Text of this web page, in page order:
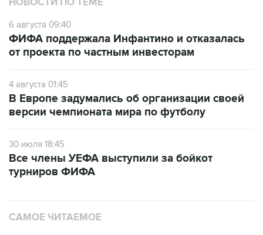
НОВОСТИ ПО ТЕМЕ
6 августа 09:40
ФИФА поддержала Инфантино и отказалась
от проекта по частным инвесторам
4 августа 01:45
В Европе задумались об организации своей
версии чемпионата мира по футболу
30 июля 18:45
Все члены УЕФА выступили за бойкот
турниров ФИФА
САМОЕ ЧИТАЕМОЕ